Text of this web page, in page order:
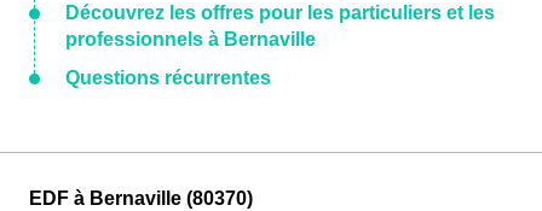
Découvrez les offres pour les particuliers et les
professionnels à Bernaville
Questions récurrentes
EDF à Bernaville (80370)